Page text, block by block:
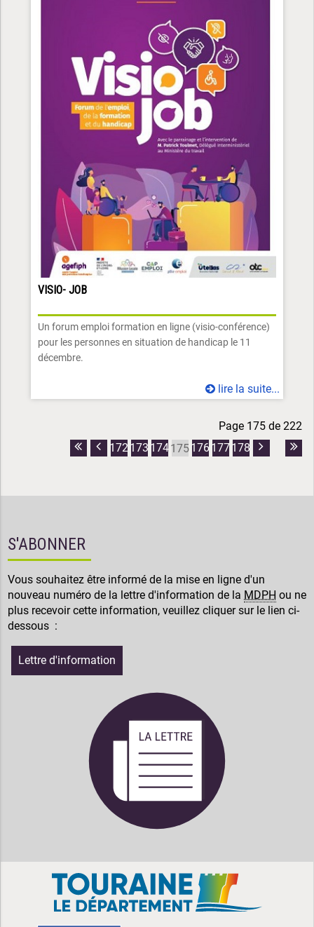
VISIO- JOB
Un forum emploi formation en ligne (visio-conférence)
pour les personnes en situation de handicap le 11
décembre.
lire la suite...
Page 175 de 222
Première
Page
172 173 174 175 176 177 178
Page
S'ABONNER
Vous souhaitez être informé de la mise en ligne d'un
nouveau numéro de la lettre d'information de la MDPH ou ne
plus recevoir cette information, veuillez cliquer sur le lien ci-
dessous :
Lettre d'information